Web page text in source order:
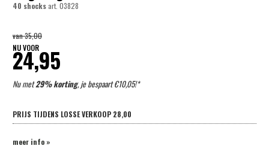
40 shocksart. 03828
van35,00
NU VOOR
24,95
Nu met29% korting, je bespaart €10,05!*
PRIJS TIJDENS LOSSE VERKOOP 28,00
meer info »